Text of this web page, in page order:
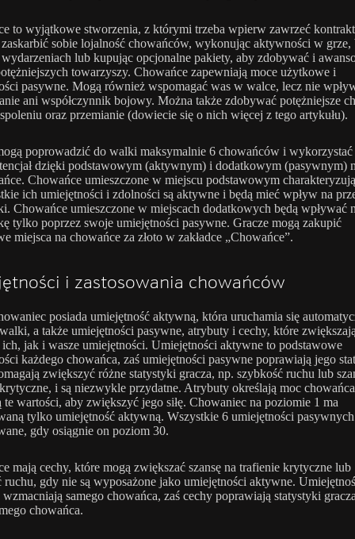
to wyjątkowe stworzenia, z którymi trzeba wpierw zawrzeć
sobie lojalność chowańców, wykonując aktywności w grze,
wydarzeniach lub kupując opcjonalne pakiety, aby zdobywać i
towarzyszy. Chowańce zapewniają moce użytkowe i
pasywne. Mogą również wspomagać was w walce, lecz nie
ani współczynnik bojowy. Można także zdobywać potężniejsze
oraz przemianie (dowiecie się o nich więcej z tego artykułu).
poprowadzić do walki maksymalnie 6 chowańców i
dzięki podstawowym (aktywnym) i dodatkowym (pasywnym)
Chowańce umieszczone w miejscu podstawowym
ich umiejętności i zdolności są aktywne i będą mieć wpływ na
Chowańce umieszczone w miejscach dodatkowych będą wpływać
tylko poprzez swoje umiejętności pasywne. Gracze mogą zakupić
miejsca na chowańce za złoto w zakładce „Chowańce”.
i zastosowania chowańców
posiada umiejętność aktywną, która uruchamia się
a także umiejętności pasywne, atrybuty i cechy, które
jak i wasze umiejętności. Umiejętności aktywne to podstawowe
każdego chowańca, zaś umiejętności pasywne poprawiają jego
zwiększyć różne statystyki gracza, np. szybkość ruchu lub
i są niezwykle przydatne. Atrybuty określają moc
te wartości, aby zwiększyć jego siłę. Chowaniec na poziomie 1 ma
tylko umiejętność aktywną. Wszystkie 6 umiejętności
gdy osiągnie on poziom 30.
mają cechy, które mogą zwiększać szansę na trafienie krytyczne lub
ruchu, gdy nie są wyposażone jako umiejętności aktywne.
wzmacniają samego chowańca, zaś cechy poprawiają statystyki
chowańca.